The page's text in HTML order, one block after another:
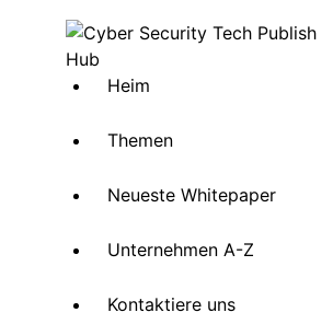
Heim
Themen
Neueste Whitepaper
Unternehmen A-Z
Kontaktiere uns